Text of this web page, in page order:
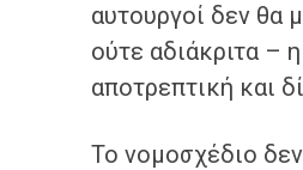
αυτουργοί δεν θα
ούτε αδιάκριτα –
αποτρεπτική και
Το νομοσχέδιο